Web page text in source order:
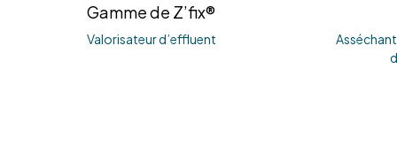
Gamme de Z’fix®
Valorisateur d’effluent